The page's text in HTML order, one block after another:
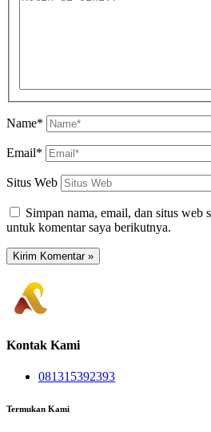
Name*
Email*
Situs Web
Simpan nama, email, dan situs web
untuk komentar saya berikutnya.
Kontak Kami
081315392393
Termukan Kami